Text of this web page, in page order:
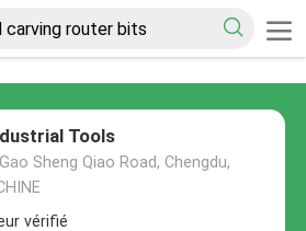
Tools
Sheng Qiao Road, Chengdu,
vérifié